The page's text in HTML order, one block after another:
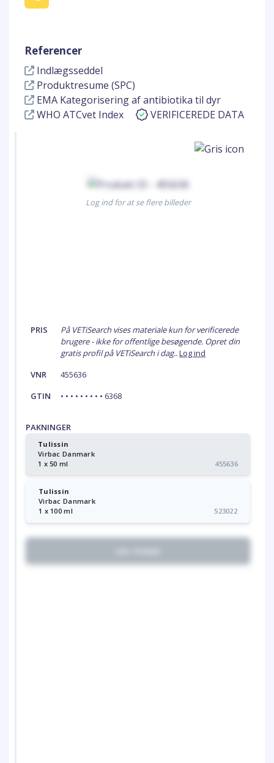
Referencer
Indlægsseddel
Produktresume (SPC)
EMA Kategorisering af antibiotika til dyr
WHO ATCvet Index
VERIFICEREDE DATA
Log ind for at se flere billeder
PRIS
På VETiSearch vises materiale kun for verificerede
brugere - ikke for offentlige besøgende. Opret din
gratis profil på VETiSearch i dag..Log ind
VNR
455636
GTIN
• • • • • • • • • 6368
PAKNINGER
Tulissin
Virbac Danmark
1 x 50 ml
455636
Tulissin
Virbac Danmark
1 x 100 ml
523022